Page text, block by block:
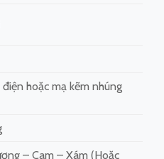
hoặc mạ kẽm nhúng
– Cam – Xám (Hoặc